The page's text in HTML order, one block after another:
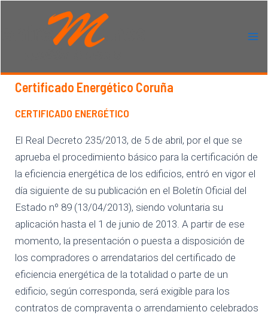
Certificado Energético Coruña
CERTIFICADO ENERGÉTICO
El Real Decreto 235/2013, de 5 de abril, por el que se
aprueba el procedimiento básico para la certificación de
la eficiencia energética de los edificios, entró en vigor el
día siguiente de su publicación en el Boletín Oficial del
Estado nº 89 (13/04/2013), siendo voluntaria su
aplicación hasta el 1 de junio de 2013. A partir de ese
momento, la presentación o puesta a disposición de
los compradores o arrendatarios del certificado de
eficiencia energética de la totalidad o parte de un
edificio, según corresponda, será exigible para los
contratos de compraventa o arrendamiento celebrados